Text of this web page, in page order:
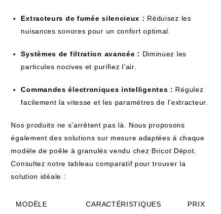
Extracteurs de fumée silencieux : Réduisez les
nuisances sonores pour un confort optimal.
Systèmes de filtration avancée : Diminuez les
particules nocives et purifiez l’air.
Commandes électroniques intelligentes : Régulez
facilement la vitesse et les paramètres de l’extracteur.
Nos produits ne s’arrêtent pas là. Nous proposons
également des solutions sur mesure adaptées à chaque
modèle de poêle à granulés vendu chez Bricot Dépot.
Consultez notre tableau comparatif pour trouver la
solution idéale :
MODÈLE CARACTÉRISTIQUES PRIX